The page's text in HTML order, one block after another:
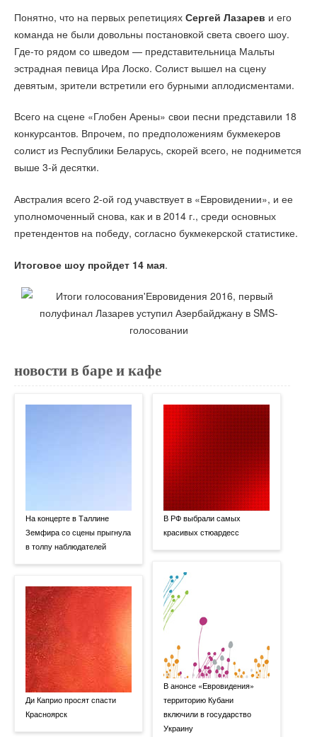
Понятно, что на первых репетициях Сергей Лазарев и его
команда не были довольны постановкой света своего шоу.
Где-то рядом со шведом — представительница Мальты
эстрадная певица Ира Лоско. Солист вышел на сцену
девятым, зрители встретили его бурными аплодисментами.
Всего на сцене «Глобен Арены» свои песни представили 18
конкурсантов. Впрочем, по предположениям букмекеров
солист из Республики Беларусь, скорей всего, не поднимется
выше 3-й десятки.
Австралия всего 2-ой год учавствует в «Евровидении», и ее
уполномоченный снова, как и в 2014 г., среди основных
претендентов на победу, согласно букмекерской статистике.
Итоговое шоу пройдет 14 мая.
новости в баре и кафе
На концерте в Таллине
Земфира со сцены прыгнула
в толпу наблюдателей
Ди Каприо просят спасти
Красноярск
В РФ выбрали самых
красивых стюардесс
В анонсе «Евровидения»
территорию Кубани
включили в государство
Украину